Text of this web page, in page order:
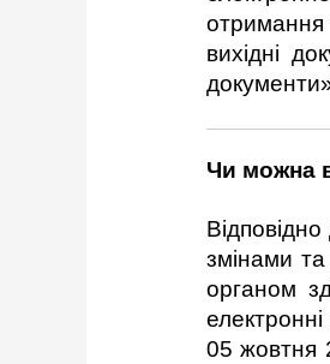
отримання
вихідні
Чи можна в
змінами
органом
05 жовтня